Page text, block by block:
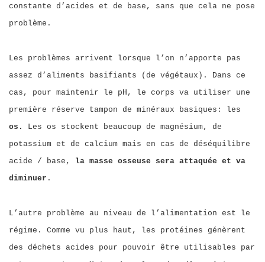
constante d’acides et de base, sans que cela ne pose
problème.
Les problèmes arrivent lorsque l’on n’apporte pas
assez d’aliments basifiants (de végétaux). Dans ce
cas, pour maintenir le pH, le corps va utiliser une
première réserve tampon de minéraux basiques: les
os.
Les os stockent beaucoup de magnésium, de
potassium et de calcium mais en cas de déséquilibre
acide / base, la masse osseuse sera attaquée et va
diminuer .
L’autre problème au niveau de l’alimentation est le
régime. Comme vu plus haut, les protéines génèrent
des déchets acides pour pouvoir être utilisables par